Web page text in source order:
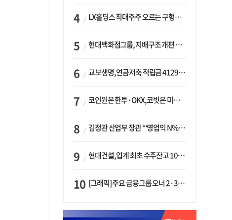
LX홀딩스 최대주주 오르는 구형모 사장…계열사 실적 개선 ‘과제’
현대백화점그룹, 지배구조 개편 작업…지주사 행위제한 요건 해소
교보생명, 연금저축 적립금 4129억 증가 ‘1위’…KB라이프는 최대 감소율
코인원은 한투·OKX, 코빗은 미래에셋…중소 거래소 ‘금융 동맹’ 승부수
김정관 산업부 장관 “‘영업익 N% 성과급’ 지급 반대…주주·투자자 이익 반해”
현대건설, 업계 최초 수주잔고 100조 돌파…하반기 ‘원전’ 수주 드라이브
[그래픽] 주요 금융그룹 오너 2·3세 현황